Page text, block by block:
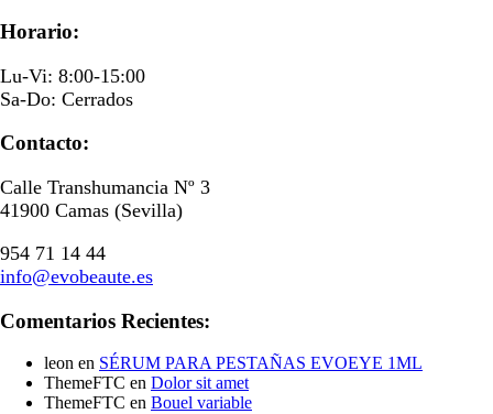
Horario:
Lu-Vi: 8:00-15:00
Sa-Do: Cerrados
Contacto:
Calle Transhumancia Nº 3
41900 Camas (Sevilla)
954 71 14 44
info@evobeaute.es
Comentarios Recientes:
leon en SÉRUM PARA PESTAÑAS EVOEYE 1ML
ThemeFTC en Dolor sit amet
ThemeFTC en Bouel variable